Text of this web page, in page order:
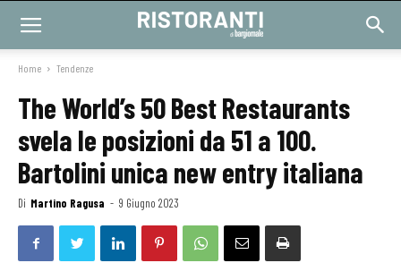
Home Tendenze
The World’s 50 Best Restaurants
svela le posizioni da 51 a 100.
Bartolini unica new entry italiana
Di Martino Ragusa - 9 Giugno 2023